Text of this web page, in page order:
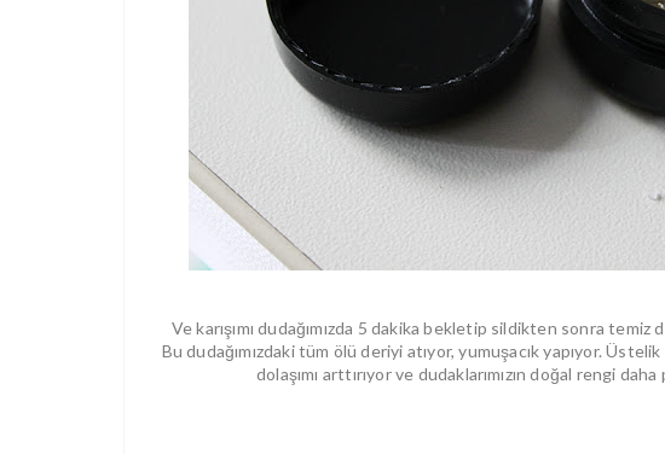
Ve karışımı dudağımızda 5 dakika bekletip sildikten sonra temiz
Bu dudağımızdaki tüm ölü deriyi atıyor, yumuşacık yapıyor.
dolaşımı arttırıyor ve dudaklarımızın doğal rengi